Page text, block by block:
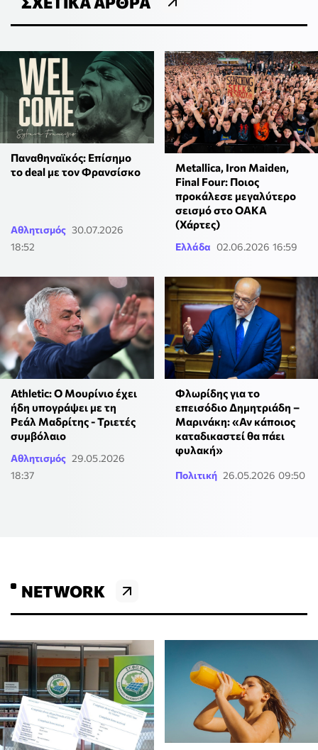
Παναθηναϊκός: Επίσημο
το deal με τον Φρανσίσκο
Αθλητισμός 30.07.2026
18:52
Metallica, Iron Maiden,
Final Four: Ποιος
προκάλεσε μεγαλύτερο
σεισμό στο ΟΑΚΑ
(Χάρτες)
Ελλάδα 02.06.2026 16:59
Athletic: Ο Μουρίνιο έχει
ήδη υπογράψει με τη
Ρεάλ Μαδρίτης - Τριετές
συμβόλαιο
Αθλητισμός 29.05.2026
18:37
Φλωρίδης για το
επεισόδιο Δημητριάδη –
Μαρινάκη: «Αν κάποιος
καταδικαστεί θα πάει
φυλακή»
Πολιτική 26.05.2026 09:50
NETWORK